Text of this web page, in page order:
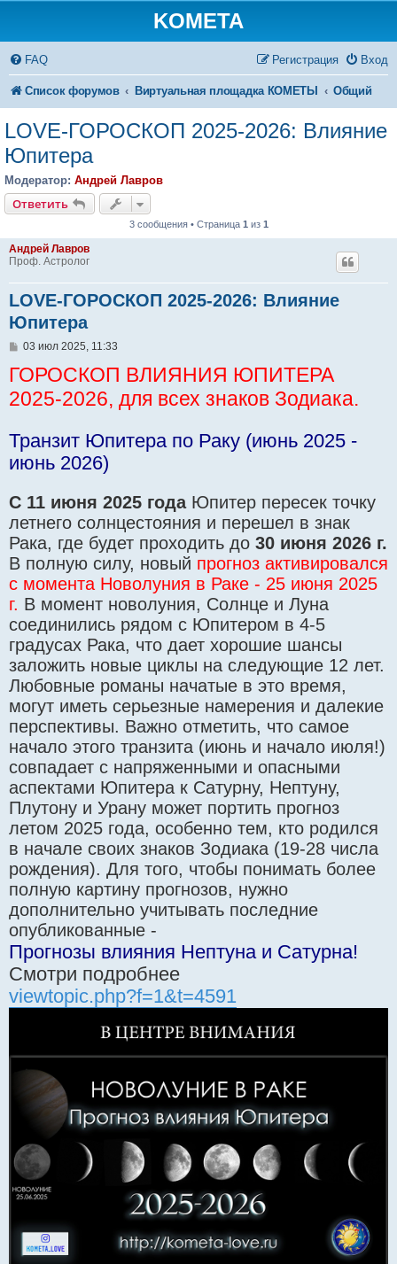
KOMETA
FAQ Вход
Регистрация
Список форумов Виртуальная площадка КОМЕТЫ Общий
LOVE-ГОРОСКОП 2025-2026: Влияние
Юпитера
Модератор: Андрей Лавров
Ответить
3 сообщения • Страница 1 из 1
Андрей Лавров
Проф. Астролог
LOVE-ГОРОСКОП 2025-2026: Влияние
Юпитера
С
о
б
щ
е
и
е
03 июл 2025, 11:33
ГОРОСКОП ВЛИЯНИЯ ЮПИТЕРА
2025-2026, для всех знаков Зодиака.
Транзит Юпитера по Раку (июнь 2025 -
июнь 2026)
С 11 июня 2025 годаЮпитер пересек точку
летнего солнцестояния и перешел в знак
Рака, где будет проходить до 30 июня 2026 г.
В полную силу, новый прогноз активировался
с момента Новолуния в Раке - 25 июня 2025
г. В момент новолуния, Солнце и Луна
соединились рядом с Юпитером в 4-5
градусах Рака, что дает хорошие шансы
заложить новые циклы на следующие 12 лет.
Любовные романы начатые в это время,
могут иметь серьезные намерения и далекие
перспективы. Важно отметить, что самое
начало этого транзита (июнь и начало июля!)
совпадает с напряженными и опасными
аспектами Юпитера к Сатурну, Нептуну,
Плутону и Урану может портить прогноз
летом 2025 года, особенно тем, кто родился
в начале своих знаков Зодиака (19-28 числа
рождения). Для того, чтобы понимать более
полную картину прогнозов, нужно
дополнительно учитывать последние
опубликованные -
Прогнозы влияния Нептуна и Сатурна!
Смотри подробнее
viewtopic.php?f=1&t=4591